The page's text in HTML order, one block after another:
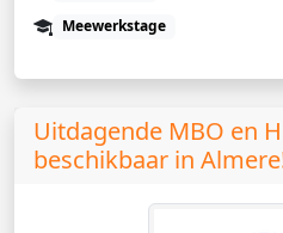
Meewerkstage
Uitdagende MBO en
beschikbaar in